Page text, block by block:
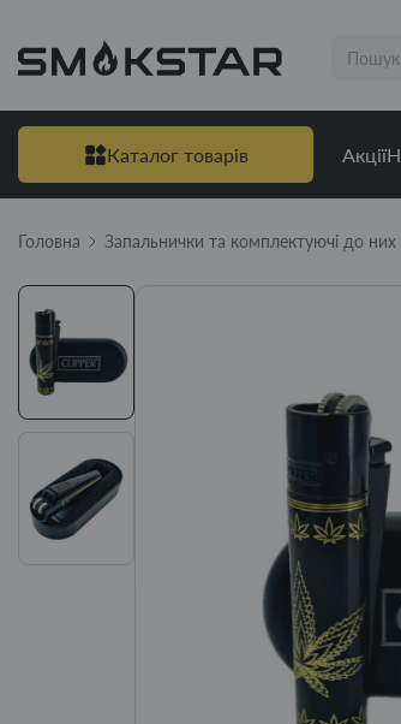
Каталог товарів Акції
Головна Запальнички та комплектуючі до них